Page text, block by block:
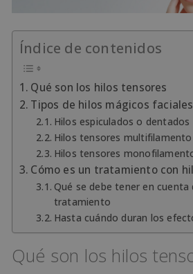
Índice de contenidos
Qué son los hilos tensores
Tipos de hilos mágicos
Hilos espiculados o dentados
Hilos tensores multifilamento
Hilos tensores
Cómo es un tratamiento con
Qué se debe tener en cuenta
tratamiento
Hasta cuándo duran los
Qué son los hilos